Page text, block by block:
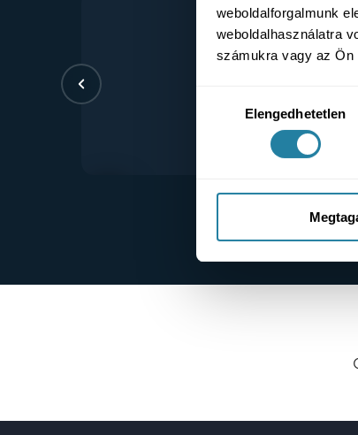
weboldalforgalmunk
weboldalhasználatra
számukra vagy az Ön
kiválasztásaElengedhetetlen